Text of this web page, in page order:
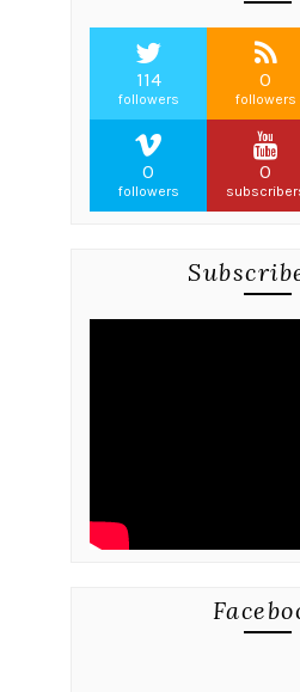
114
followers
0
followers
0
followers
0